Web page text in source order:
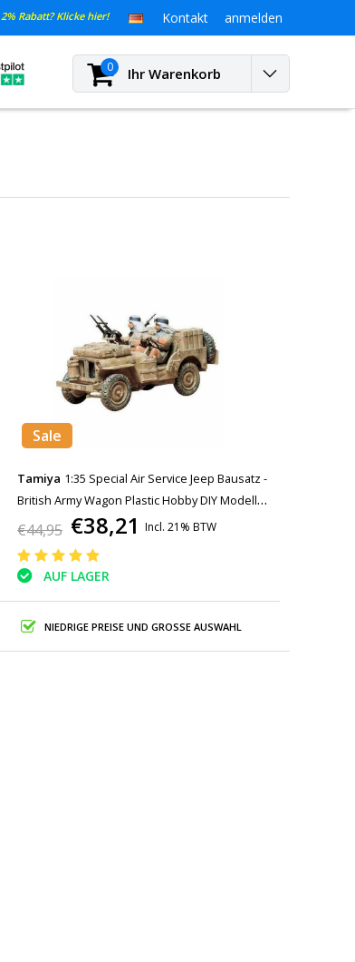
2% Rabatt? Klicke hier! Kontakt anmelden
0 Ihr Warenkorb
Sale
Tamiya 1:35 Special Air Service Jeep Bausatz -
British Army Wagon Plastic Hobby DIY Modell
35033
€44,95 €38,21 Incl. 21% BTW
AUF LAGER
NIEDRIGE PREISE UND GROSSE AUSWAHL